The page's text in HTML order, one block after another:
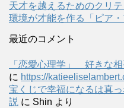
天才を越えるためのクリ
環境が才能を作る「ピア
最近のコメント
「恋愛心理学」 好きな
に https://
宝くじで幸福になるは真
説 に Shin より